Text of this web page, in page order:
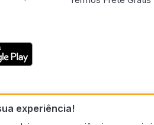
experiência!
PORTAL ELETRONICO LTDA.